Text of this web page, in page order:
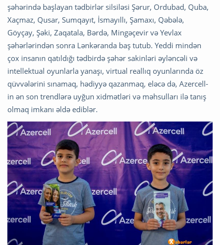
şəhərində başlayan tədbirlər silsiləsi Şərur, Ordubad, Quba,
Xaçmaz, Qusar, Sumqayıt, İsmayıllı, Şamaxı, Qəbələ,
Göyçay, Şəki, Zaqatala, Bərdə, Mingəçevir və Yevlax
şəhərlərindən sonra Lənkəranda baş tutub. Yeddi mindən
çox insanın qatıldığı tədbirdə şəhər sakinləri əyləncəli və
intellektual oyunlarla yanaşı, virtual reallıq oyunlarında öz
qüvvələrini sınamaq, hədiyyə qazanmaq, eləcə də, Azercell-
in ən son trendlərə uyğun xidmətləri və məhsulları ilə tanış
olmaq imkanı əldə ediblər.